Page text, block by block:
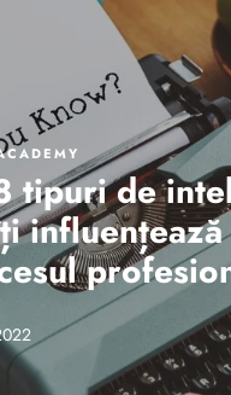
tipuri de